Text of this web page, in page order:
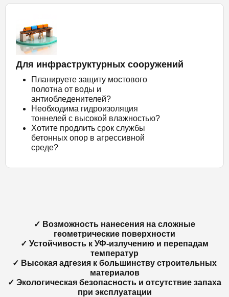
Для инфраструктурных сооружений
Планируете защиту мостового
полотна от воды и
антиобледенителей?
Необходима гидроизоляция
тоннелей с высокой влажностью?
Хотите продлить срок службы
бетонных опор в агрессивной
среде?
✓ Возможность нанесения на сложные
геометрические поверхности
✓ Устойчивость к УФ-излучению и перепадам
температур
✓ Высокая адгезия к большинству строительных
материалов
✓ Экологическая безопасность и отсутствие запаха
при эксплуатации